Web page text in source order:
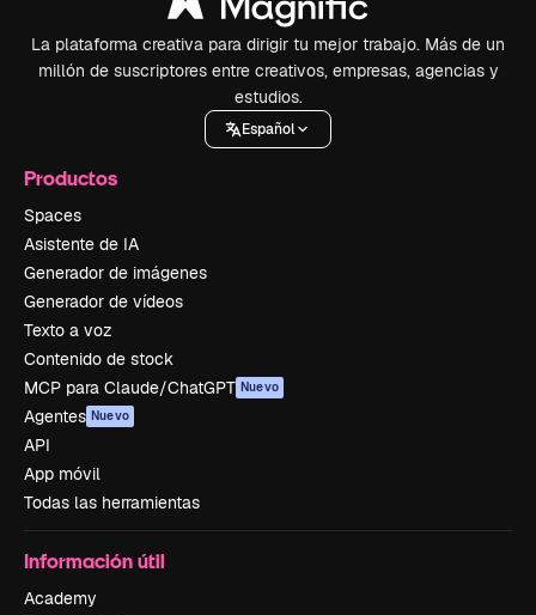
La plataforma creativa para dirigir tu mejor trabajo. Más de un
millón de suscriptores entre creativos, empresas, agencias y
estudios.
Español
Productos
Spaces
Asistente de IA
Generador de imágenes
Generador de vídeos
Texto a voz
Contenido de stock
MCP para Claude/ChatGPT Nuevo
Agentes Nuevo
API
App móvil
Todas las herramientas
Información útil
Academy